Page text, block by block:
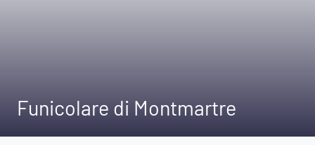
Funicolare di Montmartre